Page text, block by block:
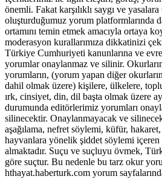
önemli. Fakat karşılıklı saygı ve
oluşturduğumuz yorum platformlarında
ortamını temin etmek amacıyla ortaya
moderasyon kurallarımıza dikkatinizi
Türkiye Cumhuriyeti kanunlarına ve
yorumlar onaylanmaz ve silinir.
yorumların, (yorum yapan diğer
dahil olmak üzere) kişilere, ülkelere,
ırk, cinsiyet, din, dil başta olmak üzere
durumunda editörlerimiz yorumları
silinecektir. Onaylanmayacak ve
aşağılama, nefret söylemi, küfür,
hayvanlara yönelik şiddet söylemi
almaktadır. Suçu ve suçluyu övmek,
göre suçtur. Bu nedenle bu tarz okur
hthayat.haberturk.com yorum